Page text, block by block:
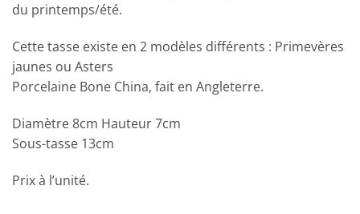
du printemps/été.
Cette tasse existe en 2 modèles différents : Primevères
jaunes ou Asters
Porcelaine Bone China, fait en Angleterre.
Diamètre 8cm Hauteur 7cm
Sous-tasse 13cm
Prix à l’unité.